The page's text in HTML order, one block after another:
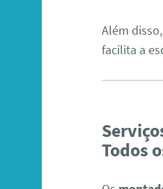
Além
facilita a
Todos